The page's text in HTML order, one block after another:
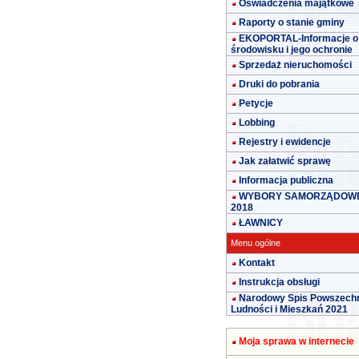
Oświadczenia majątkowe
Raporty o stanie gminy
EKOPORTAL-Informacje o
środowisku i jego ochronie
Sprzedaż nieruchomości
Druki do pobrania
Petycje
Lobbing
Rejestry i ewidencje
Jak załatwić sprawę
Informacja publiczna
WYBORY
2018
ŁAWNICY
Menu ogólne
Kontakt
Instrukcja obsługi
Narodowy Spis
Ludności i Mieszkań 2021
Moja sprawa w internecie